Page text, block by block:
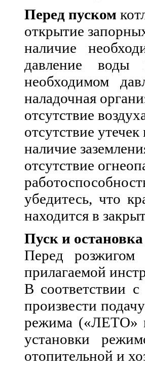
Перед пуском
открытие
наличие
давление воды
необходимом
наладочная
отсутствие
отсутствие утечек
наличие
отсутствие
убедитесь, что
находится в
Пуск и
Перед розжигом
прилагаемой
В соответствии
произвести
режима («ЛЕТО»
установки
отопительной и